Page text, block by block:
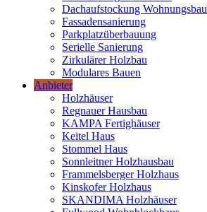
Dachaufstockung Wohnungsbau
Fassadensanierung
Parkplatzüberbauung
Serielle Sanierung
Zirkulärer Holzbau
Modulares Bauen
Anbieter
Holzhäuser
Regnauer Hausbau
KAMPA Fertighäuser
Keitel Haus
Stommel Haus
Sonnleitner Holzhausbau
Frammelsberger Holzhaus
Kinskofer Holzhaus
SKANDIMA Holzhäuser